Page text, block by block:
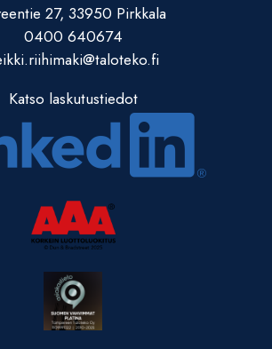
27, 33950 Pirkkala
0400 640674
Katso laskutustiedot